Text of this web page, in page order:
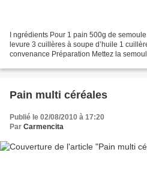
I ngrédients Pour 1 pain 500g de
levure 3 cuillères à soupe d’huile 1
convenance Préparation Mettez la
Pain multi céréales
Publié le 02/08/2010 à 17:20
Par Carmencita